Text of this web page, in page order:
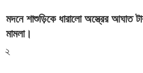
মদনে শাশুড়িকে ধারালো অস্ত্রের আঘাত
মামলা।
২